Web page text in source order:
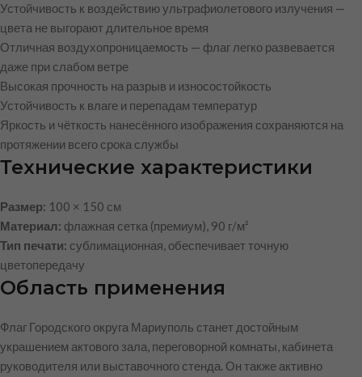
Устойчивость к воздействию ультрафиолетового излучения —
цвета не выгорают длительное время
Отличная воздухопроницаемость — флаг легко развевается
даже при слабом ветре
Высокая прочность на разрыв и износостойкость
Устойчивость к влаге и перепадам температур
Яркость и чёткость нанесённого изображения сохраняются на
протяжении всего срока службы
Технические характеристики
Размер: 100 × 150 см
Материал: флажная сетка (премиум), 90 г/м²
Тип печати: сублимационная, обеспечивает точную
цветопередачу
Область применения
Флаг Городского округа Мариуполь станет достойным
украшением актового зала, переговорной комнаты, кабинета
руководителя или выставочного стенда. Он также активно